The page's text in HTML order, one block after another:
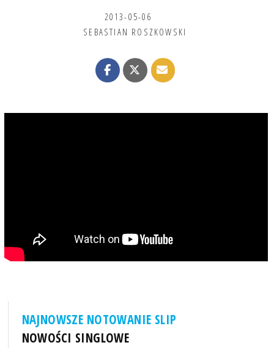
2013-05-06
SEBASTIAN ROSZKOWSKI
NAJNOWSZE NOTOWANIE SLIP
NOWOŚCI SINGLOWE